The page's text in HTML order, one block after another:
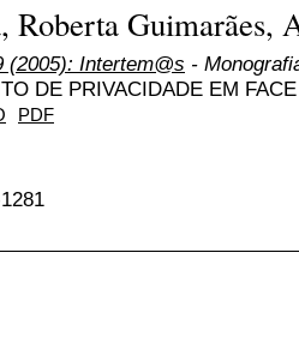
Roberta Guimarães,
(2005): Intertem@s -
DE PRIVACIDADE EM
PDF